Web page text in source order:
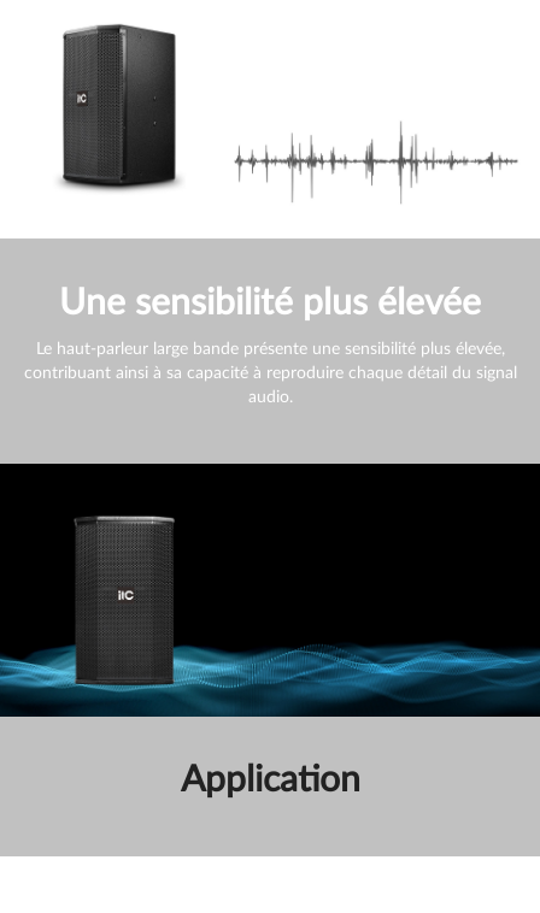
Une sensibilité plus élevée
Le haut-parleur large bande présente une sensibilité plus élevée,
contribuant ainsi à sa capacité à reproduire chaque détail du signal
audio.
Application